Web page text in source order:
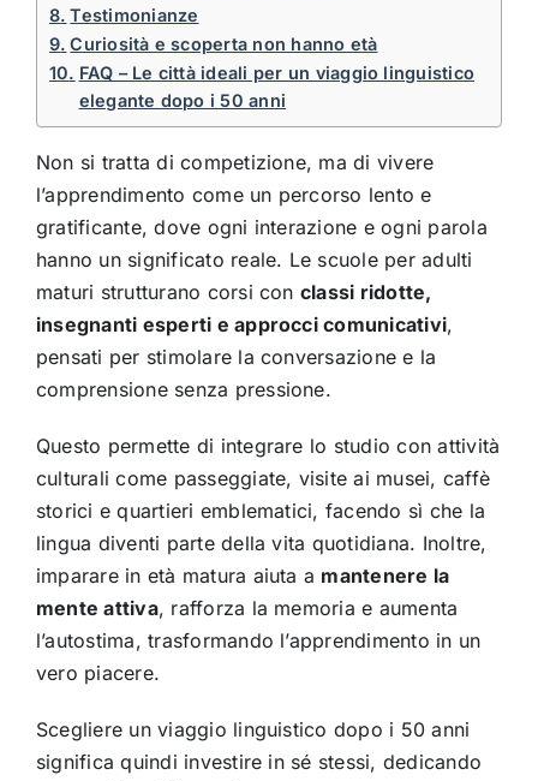
Testimonianze
Curiosità e scoperta non hanno età
FAQ – Le città ideali per un viaggio linguistico
elegante dopo i 50 anni
Non si tratta di competizione, ma di vivere
l’apprendimento come un percorso lento e
gratificante, dove ogni interazione e ogni parola
hanno un significato reale. Le scuole per adulti
maturi strutturano corsi con classi ridotte,
insegnanti esperti e approcci comunicativi,
pensati per stimolare la conversazione e la
comprensione senza pressione.
Questo permette di integrare lo studio con attività
culturali come passeggiate, visite ai musei, caffè
storici e quartieri emblematici, facendo sì che la
lingua diventi parte della vita quotidiana. Inoltre,
imparare in età matura aiuta a mantenere la
mente attiva, rafforza la memoria e aumenta
l’autostima, trasformando l’apprendimento in un
vero piacere.
Scegliere un viaggio linguistico dopo i 50 anni
significa quindi investire in sé stessi, dedicando